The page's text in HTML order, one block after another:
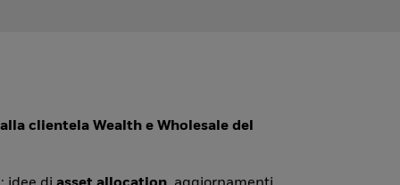
alla clientela Wealth e Wholesale del